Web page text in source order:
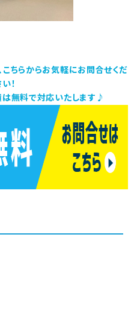
こちらからお気軽にお問合せくだ
！
は無料で対応いたします♪